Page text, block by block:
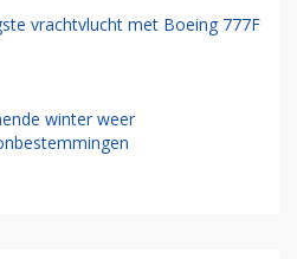
vrachtvlucht met Boeing 777F
winter weer